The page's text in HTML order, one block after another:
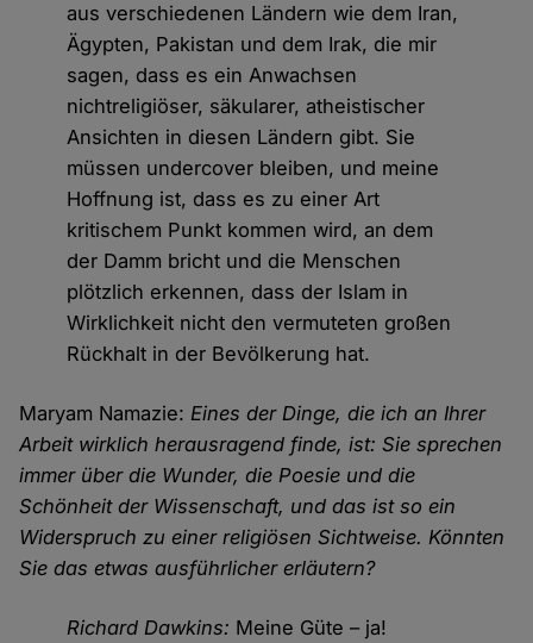
aus verschiedenen Ländern wie dem Iran,
Ägypten, Pakistan und dem Irak, die mir
sagen, dass es ein Anwachsen
nichtreligiöser, säkularer, atheistischer
Ansichten in diesen Ländern gibt. Sie
müssen undercover bleiben, und meine
Hoffnung ist, dass es zu einer Art
kritischem Punkt kommen wird, an dem
der Damm bricht und die Menschen
plötzlich erkennen, dass der Islam in
Wirklichkeit nicht den vermuteten großen
Rückhalt in der Bevölkerung hat.
Maryam Namazie:Eines der Dinge, die ich an Ihrer
Arbeit wirklich herausragend finde, ist: Sie sprechen
immer über die Wunder, die Poesie und die
Schönheit der Wissenschaft, und das ist so ein
Widerspruch zu einer religiösen Sichtweise. Könnten
Sie das etwas ausführlicher erläutern?
Richard Dawkins: Meine Güte – ja!